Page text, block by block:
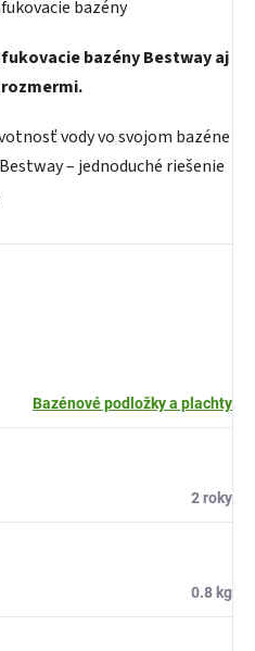
bazény
bazény Bestway aj
vody vo svojom bazéne
– jednoduché riešenie
Bazénové podložky a plachty
2 roky
0.8 kg